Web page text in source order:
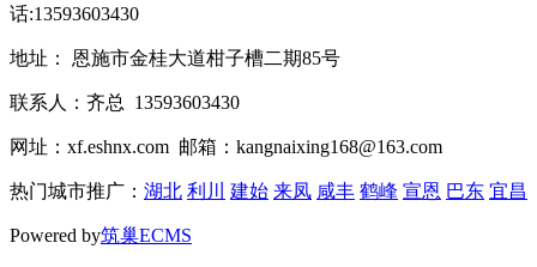
话:13593603430
地址： 恩施市金桂大道柑子槽二期85号
联系人：齐总 13593603430
网址：xf.eshnx.com 邮箱：kangnaixing168@163.com
热门城市推广： 湖北 利川 建始 来凤 咸丰 鹤峰 宣恩 巴东 宜昌
Powered by筑巢ECMS